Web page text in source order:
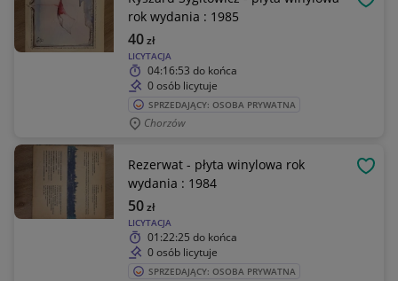
rok wydania : 1985
LICYTACJA
40zł
04:16:53 do końca
0 osób licytuje
SPRZEDAJĄCY: OSOBA PRYWATNA
Chorzów
Rezerwat - płyta winylowa rok
wydania : 1984
LICYTACJA
50zł
01:22:25 do końca
0 osób licytuje
SPRZEDAJĄCY: OSOBA PRYWATNA